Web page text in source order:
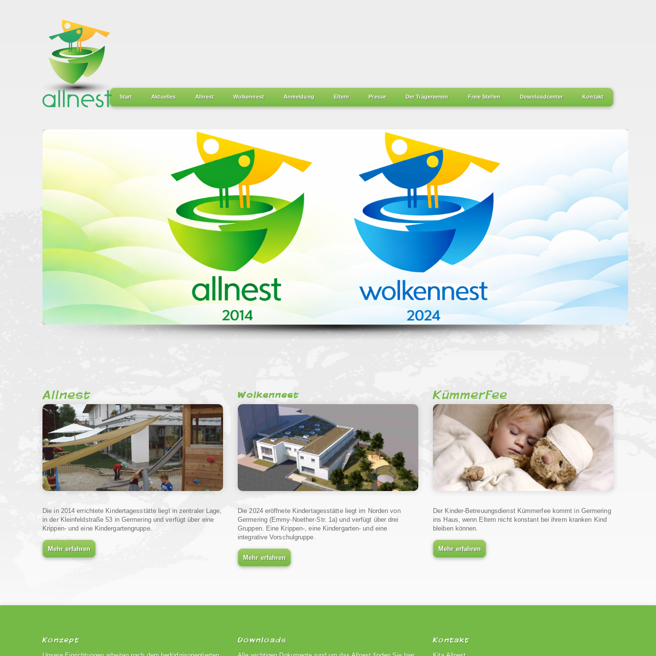
Start Aktuelles Allnest Wolkennest Anmeldung Eltern Presse Der Trägerverein Freie Stellen Downloadcenter Kontakt
Allnest
Die in 2014 errichtete Kindertagesstätte liegt in zentraler Lage,
in der Kleinfeldstraße 53 in Germering und verfügt über eine
Krippen- und eine Kindergartengruppe.
Mehr erfahren
Wolkennest
Die 2024 eröffnete Kindertagesstätte liegt im Norden von
Germering (Emmy-Noether-Str. 1a) und verfügt über drei
Gruppen. Eine Krippen-, eine Kindergarten- und eine
integrative Vorschulgruppe.
Mehr erfahren
Kümmerfee
Der Kinder-Betreuungsdienst Kümmerfee kommt in Germering
ins Haus, wenn Eltern nicht konstant bei ihrem kranken Kind
bleiben können.
Mehr erfahren
Konzept Downloads Kontakt